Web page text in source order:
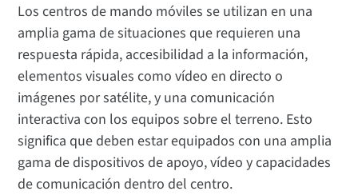
Los centros de mando móviles se utilizan en una
amplia gama de situaciones que requieren una
respuesta rápida, accesibilidad a la información,
elementos visuales como vídeo en directo o
imágenes por satélite, y una comunicación
interactiva con los equipos sobre el terreno. Esto
significa que deben estar equipados con una amplia
gama de dispositivos de apoyo, vídeo y capacidades
de comunicación dentro del centro.